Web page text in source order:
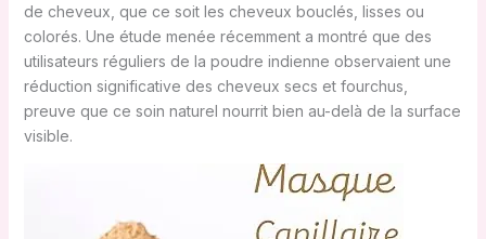
de cheveux, que ce soit les cheveux bouclés, lisses ou
colorés. Une étude menée récemment a montré que des
utilisateurs réguliers de la poudre indienne observaient une
réduction significative des cheveux secs et fourchus,
preuve que ce soin naturel nourrit bien au-delà de la surface
visible.